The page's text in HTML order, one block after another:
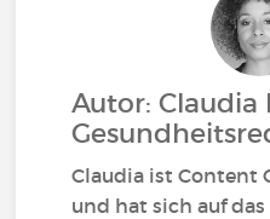
Autor: Claudia
Claudia ist Content
und hat sich auf